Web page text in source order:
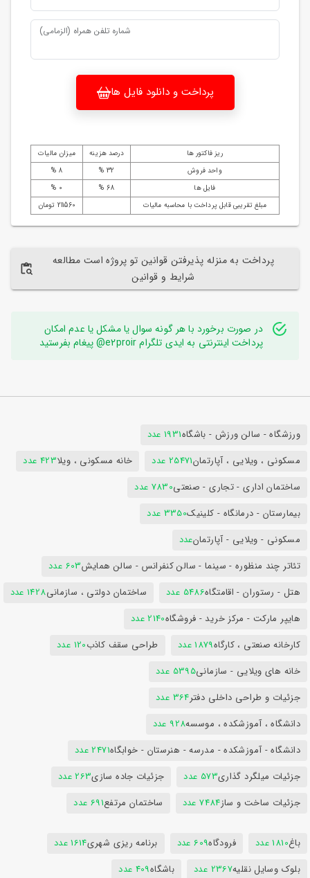
شماره تلفن همراه (الزمامی)
پرداخت و دانلود فایل ها
ریز فاکتور ها درصد هزینه
میزان مالیات
واحد فروش
32 %
8 %
فایل ها
68 %
0 %
مبلغ تقریبی قابل پرداخت با محاسبه مالیات
211560 تومان
پرداخت به منزله پذیرفتن قوانین تو پروژه است مطالعه
شرایط و قوانین
در صورت برخورد با هر گونه سوال یا مشکل یا عدم امکان
پرداخت اینترنتی به ایدی تلگرام e2proir@ پیغام بفرستید
ورزشگاه - سالن ورزش - باشگاه1931 عدد
مسکونی ، ویلایی ، آپارتمان25471 عدد خانه مسکونی ، ویلا423 عدد
ساختمان اداری - تجاری - صنعتی7830 عدد
بیمارستان - درمانگاه - کلینیک3350 عدد
مسکونی - ویلایی - آپارتمانعدد
تئاتر چند منظوره - سینما - سالن کنفرانس - سالن همایش603 عدد
هتل - رستوران - اقامتگاه5486 عدد ساختمان دولتی ، سازمانی1428 عدد
هایپر مارکت - مرکز خرید - فروشگاه2140 عدد
کارخانه صنعتی ، کارگاه1879 عدد طراحی سقف کاذب120 عدد
خانه های ویلایی - سازمانی5395 عدد
جزئیات و طراحی داخلی دفتر364 عدد
دانشگاه ، آموزشکده ، موسسه928 عدد
دانشگاه - آموزشکده - مدرسه - هنرستان - خوابگاه2471 عدد
جزئیات میلگرد گذاری573 عدد جزئیات جاده سازی263 عدد
جزئیات ساخت و ساز7484 عدد ساختمان مرتفع691 عدد
باغ1810 عدد فرودگاه609 عدد برنامه ریزی شهری1614 عدد
بلوک وسایل نقلیه2367 عدد باشگاه409 عدد